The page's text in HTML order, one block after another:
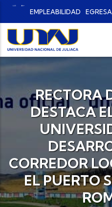
Pasar al contenido principal
EMPLEABILIDAD
RECTORA
DESTACA
CORREDOR
EL PUERTO